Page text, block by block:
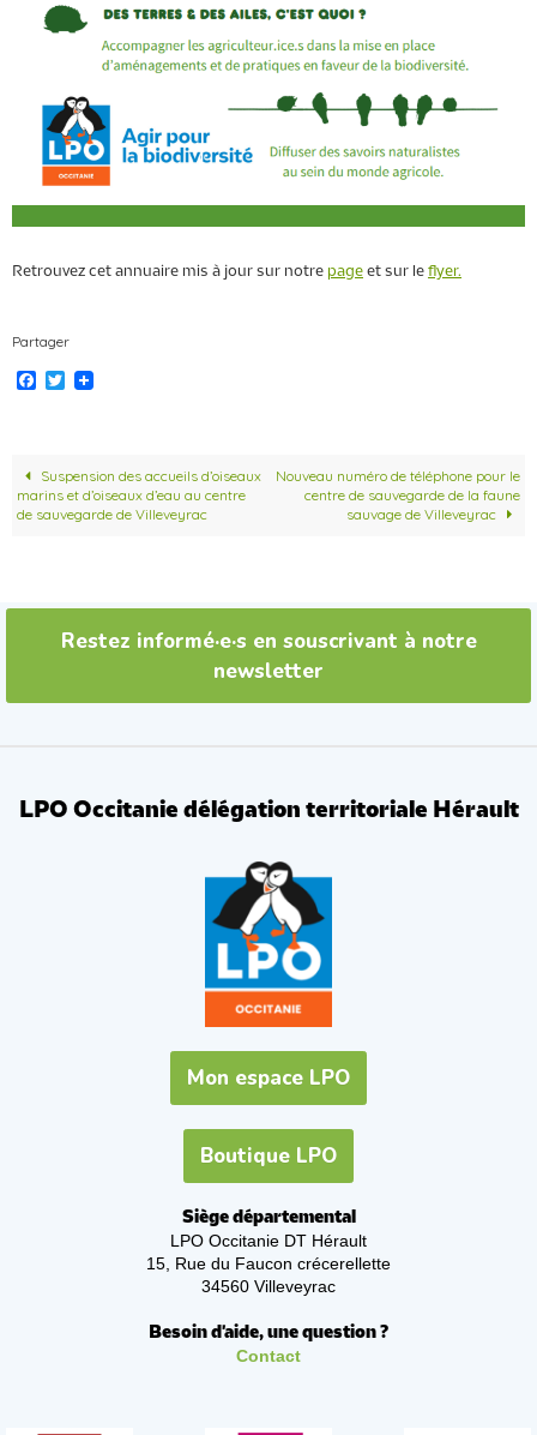
Retrouvez cet annuaire mis à jour sur notre page et sur le flyer.
Partager
F
o
o
k
T
e
r
Suspension des accueils d’oiseaux
marins et d’oiseaux d’eau au centre
de sauvegarde de Villeveyrac
Nouveau numéro de téléphone pour le
centre de sauvegarde de la faune
sauvage de Villeveyrac
Restez informé·e·s en souscrivant à notre
newsletter
LPO Occitanie délégation territoriale Hérault
Mon espace LPO
Boutique LPO
Siège départemental
LPO Occitanie DT Hérault
15, Rue du Faucon crécerellette
34560 Villeveyrac
Besoin d'aide, une question ?
Contact